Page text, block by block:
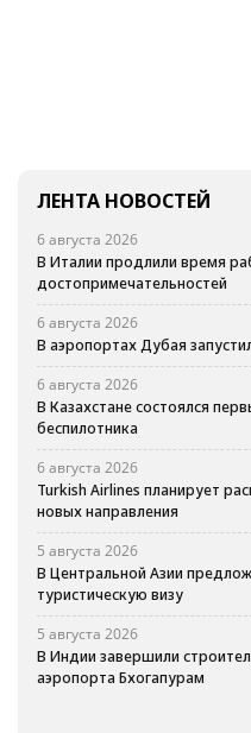
ЛЕНТА НОВОСТЕЙ
6 августа 2026
В Италии продлили время
достопримечательностей
6 августа 2026
В аэропортах Дубая
6 августа 2026
В Казахстане состоялся
беспилотника
6 августа 2026
Turkish Airlines планирует
новых направления
5 августа 2026
В Центральной Азии
туристическую визу
5 августа 2026
В Индии завершили
аэропорта Бхогапурам